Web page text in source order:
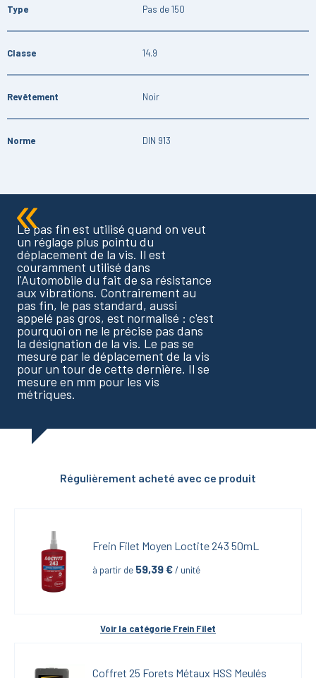
Type Pas de 150
Classe 14.9
Revêtement Noir
Norme DIN 913
Le pas fin est utilisé quand on veut
un réglage plus pointu du
déplacement de la vis. Il est
couramment utilisé dans
l'Automobile du fait de sa résistance
aux vibrations. Contrairement au
pas fin, le pas standard, aussi
appelé pas gros, est normalisé : c'est
pourquoi on ne le précise pas dans
la désignation de la vis. Le pas se
mesure par le déplacement de la vis
pour un tour de cette dernière. Il se
mesure en mm pour les vis
métriques.
Régulièrement acheté avec ce produit
Frein Filet Moyen Loctite 243 50mL
à partir de 59,39 € / unité
Voir la catégorie Frein Filet
Coffret 25 Forets Métaux HSS Meulés